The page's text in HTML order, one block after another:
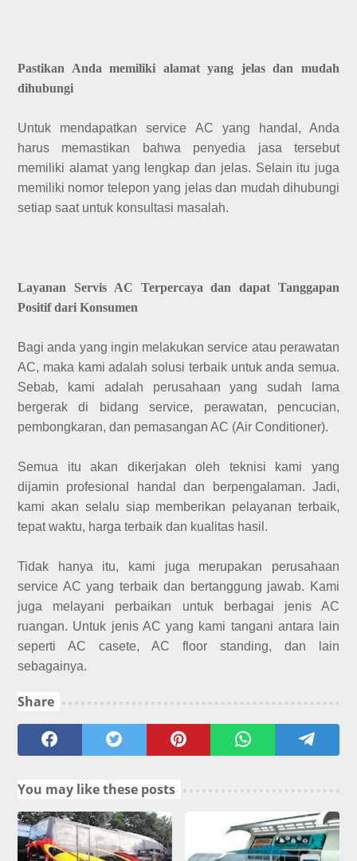
Pastikan Anda memiliki alamat yang jelas dan mudah
dihubungi
Untuk mendapatkan service AC yang handal, Anda
harus memastikan bahwa penyedia jasa tersebut
memiliki alamat yang lengkap dan jelas. Selain itu juga
memiliki nomor telepon yang jelas dan mudah dihubungi
setiap saat untuk konsultasi masalah.
Layanan Servis AC Terpercaya dan dapat Tanggapan
Positif dari Konsumen
Bagi anda yang ingin melakukan service atau perawatan
AC, maka kami adalah solusi terbaik untuk anda semua.
Sebab, kami adalah perusahaan yang sudah lama
bergerak di bidang service, perawatan, pencucian,
pembongkaran, dan pemasangan AC (Air Conditioner).
Semua itu akan dikerjakan oleh teknisi kami yang
dijamin profesional handal dan berpengalaman. Jadi,
kami akan selalu siap memberikan pelayanan terbaik,
tepat waktu, harga terbaik dan kualitas hasil.
Tidak hanya itu, kami juga merupakan perusahaan
service AC yang terbaik dan bertanggung jawab. Kami
juga melayani perbaikan untuk berbagai jenis AC
ruangan. Untuk jenis AC yang kami tangani antara lain
seperti AC casete, AC floor standing, dan lain
sebagainya.
Share
You may like these posts